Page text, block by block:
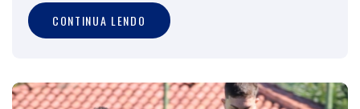
CONTINUA LENDO